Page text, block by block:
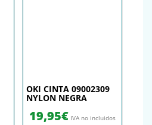
OKI CINTA 09002309
NYLON NEGRA
19,95€ IVA no incluidos